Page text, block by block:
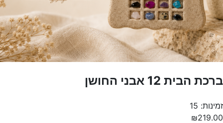
ברכת הבית 12 אבני החושן
זמינות: 15
₪219.00